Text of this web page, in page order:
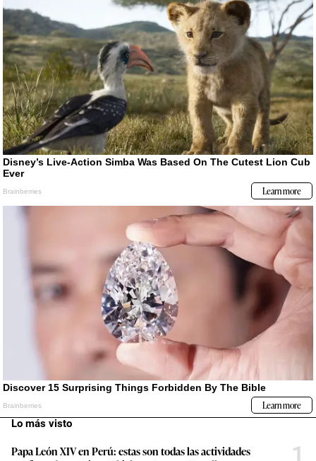
Lo más visto
Papa León XIV en Perú: estas son todas las actividades
1